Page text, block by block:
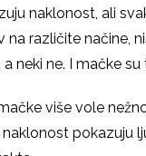
naklonost, ali
na različite načine,
neki ne. I mačke su
više vole
pokazuju